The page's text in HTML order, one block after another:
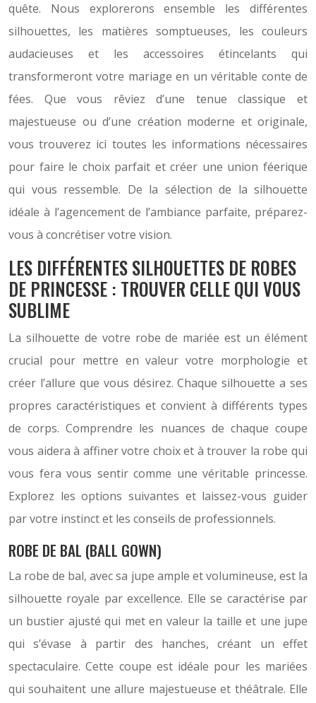
quête. Nous explorerons ensemble les différentes
silhouettes, les matières somptueuses, les couleurs
audacieuses et les accessoires étincelants qui
transformeront votre mariage en un véritable conte de
fées. Que vous rêviez d’une tenue classique et
majestueuse ou d’une création moderne et originale,
vous trouverez ici toutes les informations nécessaires
pour faire le choix parfait et créer une union féerique
qui vous ressemble. De la sélection de la silhouette
idéale à l’agencement de l’ambiance parfaite, préparez-
vous à concrétiser votre vision.
LES DIFFÉRENTES SILHOUETTES DE ROBES
DE PRINCESSE : TROUVER CELLE QUI VOUS
SUBLIME
La silhouette de votre robe de mariée est un élément
crucial pour mettre en valeur votre morphologie et
créer l’allure que vous désirez. Chaque silhouette a ses
propres caractéristiques et convient à différents types
de corps. Comprendre les nuances de chaque coupe
vous aidera à affiner votre choix et à trouver la robe qui
vous fera vous sentir comme une véritable princesse.
Explorez les options suivantes et laissez-vous guider
par votre instinct et les conseils de professionnels.
ROBE DE BAL (BALL GOWN)
La robe de bal, avec sa jupe ample et volumineuse, est la
silhouette royale par excellence. Elle se caractérise par
un bustier ajusté qui met en valeur la taille et une jupe
qui s’évase à partir des hanches, créant un effet
spectaculaire. Cette coupe est idéale pour les mariées
qui souhaitent une allure majestueuse et théâtrale. Elle